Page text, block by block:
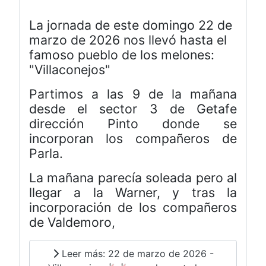
La jornada de este domingo 22 de
marzo de 2026 nos llevó hasta el
famoso pueblo de los melones:
"Villaconejos"
Partimos a las 9 de la mañana
desde el sector 3 de Getafe
dirección Pinto donde se
incorporan los compañeros de
Parla.
La mañana parecía soleada pero al
llegar a la Warner, y tras la
incorporación de los compañeros
de Valdemoro,
Leer más: 22 de marzo de 2026 -